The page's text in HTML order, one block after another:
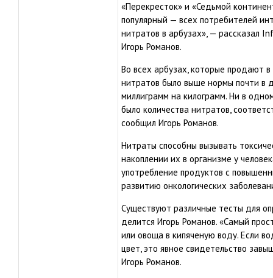
«Перекресток» и «Седьмой
популярный — всех потребителей
нитратов в арбузах», — рассказал
Игорь Романов.
Во всех арбузах, которые продают
нитратов было выше нормы почти в
миллиграмм на килограмм. Ни в
было количества нитратов,
сообщил Игорь Романов.
Нитраты способны вызывать
накоплении их в организме у
употребление продуктов с
развитию онкологических
Существуют различные тесты для
делится Игорь Романов. «Самый
или овоща в кипяченую воду. Если
цвет, это явное свидетельство
Игорь Романов.